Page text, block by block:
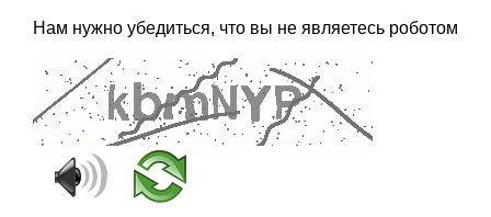
Нам нужно убедиться, что вы не являетесь роботом